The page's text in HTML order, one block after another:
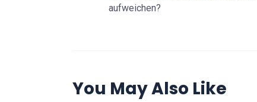
aufweichen?
You May Also Like